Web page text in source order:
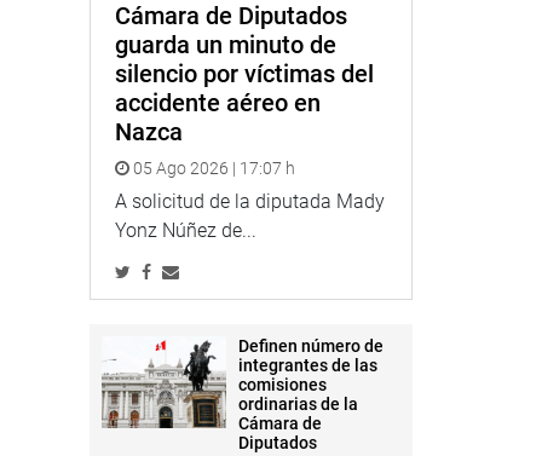
Cámara de Diputados
guarda un minuto de
silencio por víctimas del
accidente aéreo en
Nazca
05 Ago 2026 | 17:07 h
A solicitud de la diputada Mady
Yonz Núñez de...
Definen número de
integrantes de las
comisiones
ordinarias de la
Cámara de
Diputados